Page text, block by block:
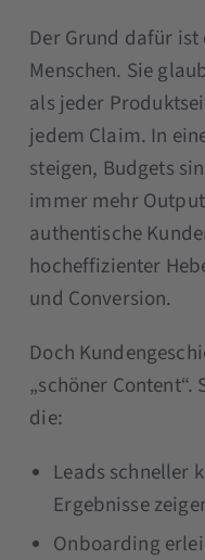
Der Grund dafür
Menschen. Sie
als jeder
jedem Claim. In
steigen, Budgets
immer mehr
authentische
hocheffizienter
und Conversion.
Doch
„schöner Content“.
die:
Leads schneller
Ergebnisse
Onboarding